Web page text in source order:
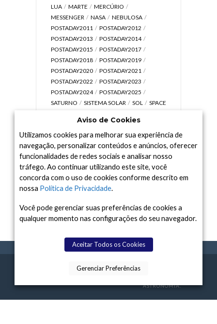
LUA
MARTE
MERCÚRIO
MESSENGER
NASA
NEBULOSA
POSTADAY2011
POSTADAY2012
POSTADAY2013
POSTADAY2014
POSTADAY2015
POSTADAY2017
POSTADAY2018
POSTADAY2019
POSTADAY2020
POSTADAY2021
POSTADAY2022
POSTADAY2023
POSTADAY2024
POSTADAY2025
SATURNO
SISTEMA SOLAR SOL
SPACE
UNIVERSO
VÍDEO
Arquivo
Arquivo
TERMOS CONTATO SPACE TODAY
ASTRONOMIA.
Aviso de Cookies
Utilizamos cookies para melhorar sua experiência de
navegação, personalizar conteúdos e anúncios, oferecer
funcionalidades de redes sociais e analisar nosso
tráfego. Ao continuar utilizando este site, você
concorda com o uso de cookies conforme descrito em
nossa Política de Privacidade.
Você pode gerenciar suas preferências de cookies a
qualquer momento nas configurações do seu navegador.
Aceitar Todos os Cookies
Gerenciar Preferências